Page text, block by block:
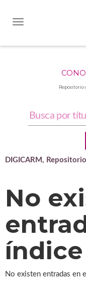
DIGICARM,
No
índice
No existen entradas en